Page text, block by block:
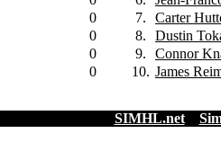
0
0
0
0
7.
Carter
8.
Dustin
9.
Connor
10. James
SIMHL.net